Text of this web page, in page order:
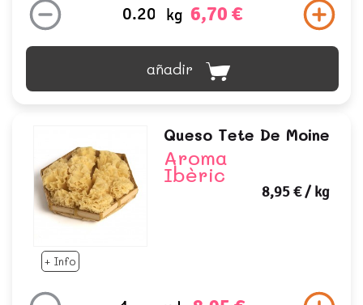
kg 6,70 €
añadir
+ Info
Queso Tete De Moine
Aroma
Ibèric
8,95 €/ kg